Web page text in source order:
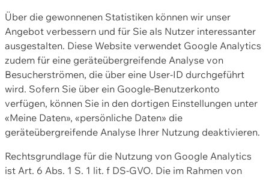
Über die gewonnenen Statistiken können wir unser
Angebot verbessern und für Sie als Nutzer interessanter
ausgestalten. Diese Website verwendet Google Analytics
zudem für eine geräteübergreifende Analyse von
Besucherströmen, die über eine User-ID durchgeführt
wird. Sofern Sie über ein Google-Benutzerkonto
verfügen, können Sie in den dortigen Einstellungen unter
«Meine Daten», «persönliche Daten» die
geräteübergreifende Analyse Ihrer Nutzung deaktivieren.
Rechtsgrundlage für die Nutzung von Google Analytics
ist Art. 6 Abs. 1 S. 1 lit. f DS-GVO. Die im Rahmen von